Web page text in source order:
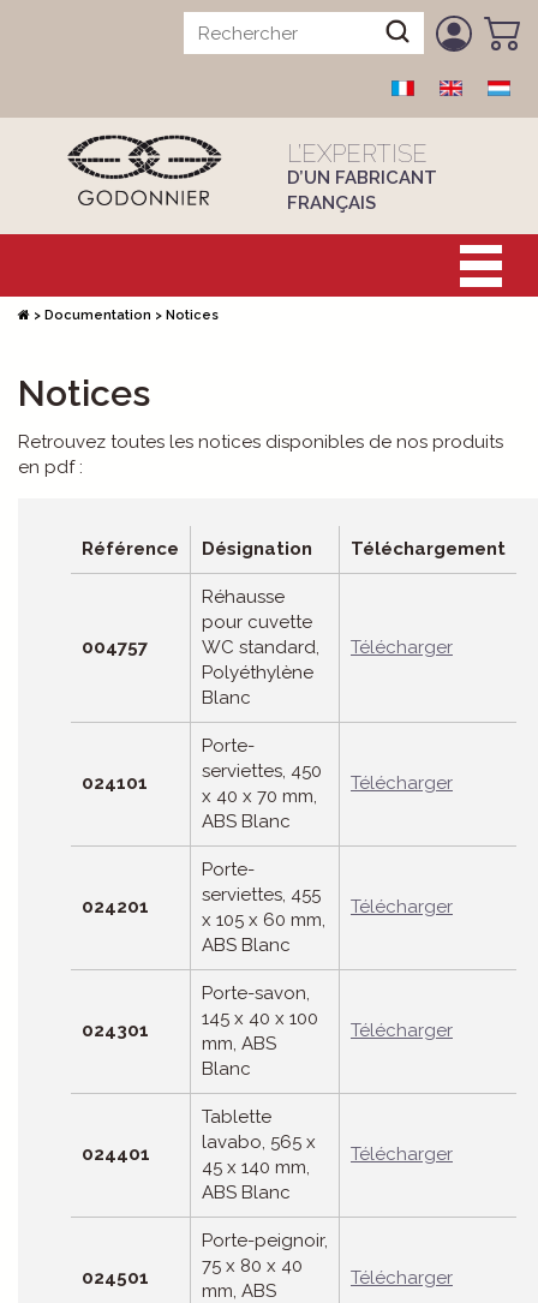
L’EXPERTISE
D’UN FABRICANT
FRANÇAIS
> Documentation > Notices
Notices
Retrouvez toutes les notices disponibles de nos produits
en pdf :
Référence Désignation Téléchargement
004757
Réhausse
pour cuvette
WC standard,
Polyéthylène
Blanc
Télécharger
024101
Porte-
serviettes, 450
x 40 x 70 mm,
ABS Blanc
Télécharger
024201
Porte-
serviettes, 455
x 105 x 60 mm,
ABS Blanc
Télécharger
024301
Porte-savon,
145 x 40 x 100
mm, ABS
Blanc
Télécharger
024401
Tablette
lavabo, 565 x
45 x 140 mm,
ABS Blanc
Télécharger
024501
Porte-peignoir,
75 x 80 x 40
mm, ABS
Télécharger